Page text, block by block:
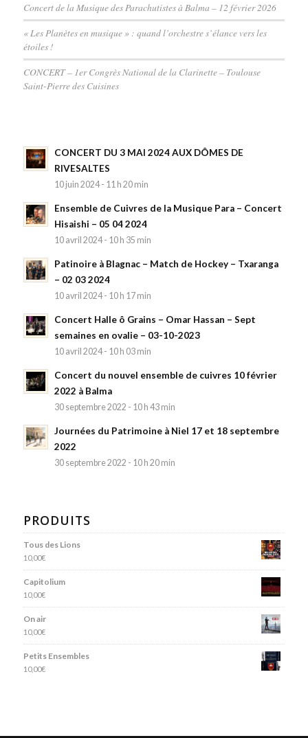
Concert de la Musique des Parachutistes à Balma – 12 février 2026
« Les Planètes en musique » : quand l’orchestre s’élance vers les
étoiles !
CONCERT – 1er Congrès National de la Clarinette – Toulouse
Saint-Pierre des Cuisines
CONCERT DU 3 MAI 2024 AUX DÔMES DE
RIVESALTES
10 juin 2024 - 11 h 20 min
Ensemble de Cuivres de la Musique Para – Concert
Hisaishi – 05 04 2024
10 avril 2024 - 10 h 35 min
Patinoire à Blagnac – Match de Hockey – Txaranga
– 02 03 2024
10 avril 2024 - 10 h 17 min
Concert Halle ô Grains – Omar Hassan – Sept
semaines en ovalie – 03-10-2023
10 avril 2024 - 10 h 03 min
Concert du nouvel ensemble de cuivres 10 février
2022 à Balma
30 septembre 2022 - 10 h 43 min
Journées du Patrimoine à Niel 17 et 18 septembre
2022
30 septembre 2022 - 10 h 20 min
PRODUITS
Tous des Lions
10,00€
Capitolium
10,00€
On air
10,00€
Petits Ensembles
10,00€